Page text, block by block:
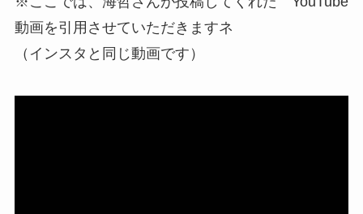
動画を引用させていただきますネ
（インスタと同じ動画です）